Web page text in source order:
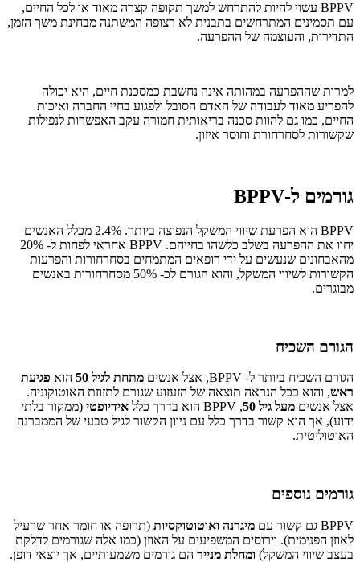
BPPV עשוי להיות להתרחש למשך תקופה קצרה מאוד או לכל החיים,
עם תסמינים המתרחשים בתבנית לא רצופה המשתנה מבחינת משך הזמן,
התדירות, והעוצמה של ההפרעה.
למרות שההפרעה במהותה אינה נחשבת כמסכנת חיים, היא יכולה
להפריע מאוד לעבודה של האדם הסובל ולפגוע בחיי החברה ואיכות
החיים, כמו גם להוות סכנה בריאותית חמורה עקב האפשרות לנפילות
שקשורות לסחרחורת וחוסר איזון.
גורמים ל-BPPV
BPPV הוא הפרעת שיווי המשקל הנפוצה ביותר. 2.4% מכלל האנשים
יחוו את ההפרעה בשלב כלשהו בחייהם. BPPV אחראי לפחות ל- 20%
מהאבחונים שנעשים על ידי רופאים המתמחים בסחרחורות והפרעות
הקשורות לשיווי המשקל, והוא הגורם לכ- 50% מסחרחורות באנשים
מבוגרים.
הגורם השכיח
הגורם השכיח ביותר ל- BPPV, אצל אנשים מתחת לגיל 50 הוא פגיעת
ראש, והוא ככל הנראה תוצאה של הזעזוע שגורם לתזוזת האוטוקוניה.
אצל אנשים מעל גיל 50 , BPPV הוא בדרך כלל אידיופטי (ממקור בלתי
ידוע), אך הוא קשור בדרך כלל עם ניוון הקשור לגיל טבעי של הממברנה
האוטוליטית.
גורמים נוספים
BPPV גם קשור עם מיגרנה ואוטוטוקסיות (תרופה או חומר אחר שרעיל
לאוזן הפנימית). וירוסים המשפיעים על האוזן (כמו אלה שגורמים לדלקת
בעצב שיווי המשקל) ומחלת מנייר הם גורמים משמעותיים, אך יוצאי דופן.